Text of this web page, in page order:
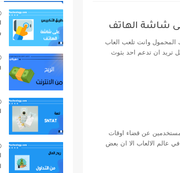
شاشة الهاتف
وانت تلعب العاب
تريد ان تدعم احد بثوث
عن قضاء اوقات
في عالم الالعاب الا ان بعض